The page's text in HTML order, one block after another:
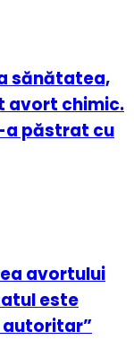
sănătatea,
avort chimic.
a păstrat cu
avortului
este
autoritar”